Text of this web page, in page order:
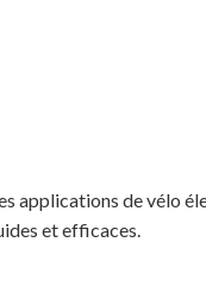
applications de vélo
et efficaces.